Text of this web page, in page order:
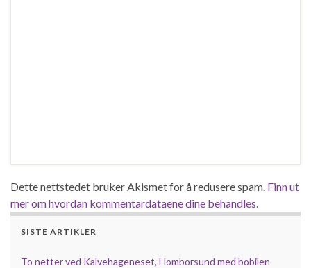
Dette nettstedet bruker Akismet for å redusere spam. Finn ut
mer om hvordan kommentardataene dine behandles.
SISTE ARTIKLER
To netter ved Kalvehageneset, Homborsund med bobilen